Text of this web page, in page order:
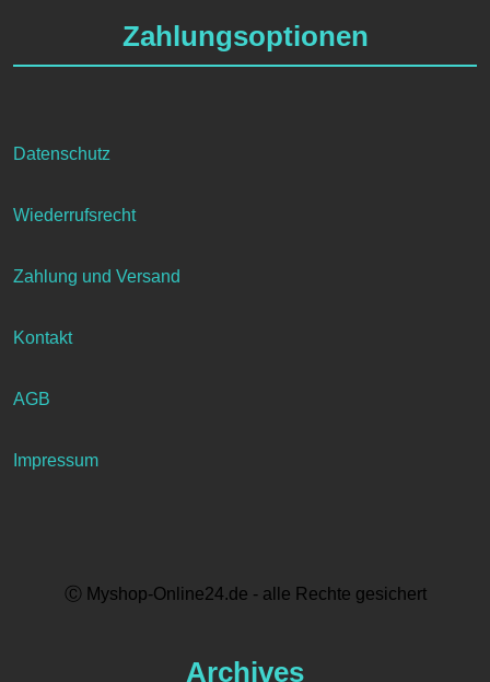
Zahlungsoptionen
Datenschutz
Wiederrufsrecht
Zahlung und Versand
Kontakt
AGB
Impressum
Ⓒ Myshop-Online24.de - alle Rechte gesichert
Archives